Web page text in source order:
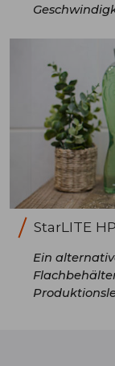
StarLITE
Ein